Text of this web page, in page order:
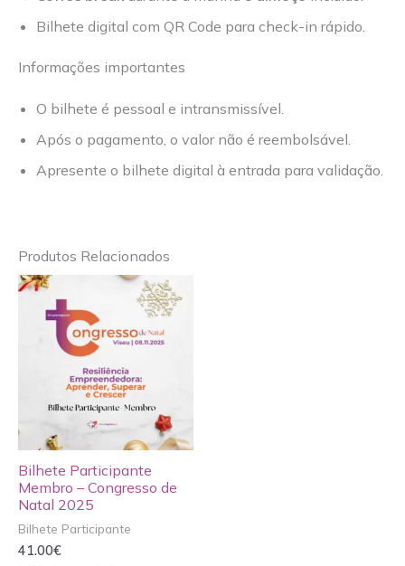
Bilhete digital com QR Code para check-in rápido.
Informações importantes
O bilhete é pessoal e intransmissível.
Após o pagamento, o valor não é reembolsável.
Apresente o bilhete digital à entrada para validação.
Produtos Relacionados
Bilhete Participante
Membro – Congresso de
Natal 2025
Bilhete Participante
41.00€